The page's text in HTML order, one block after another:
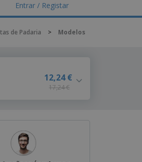
Entrar / Registar
de Padaria > Modelos
12,24 €
17,24 €